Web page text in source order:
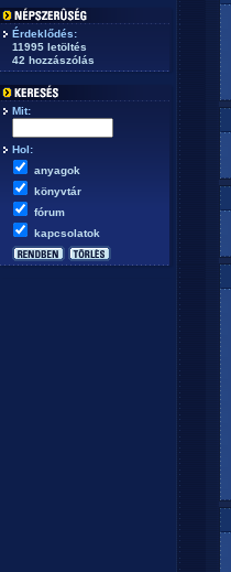
Érdeklődés:
11995 letöltés
42 hozzászólás
Mit:
Hol:
anyagok
könyvtár
fórum
kapcsolatok